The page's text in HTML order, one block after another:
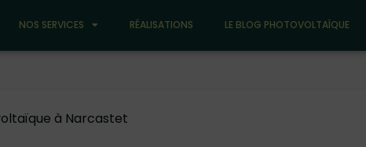
NOS SERVICES RÉALISATIONS LE BLOG PHOTOVOLTAÏQUE
à Narcastet